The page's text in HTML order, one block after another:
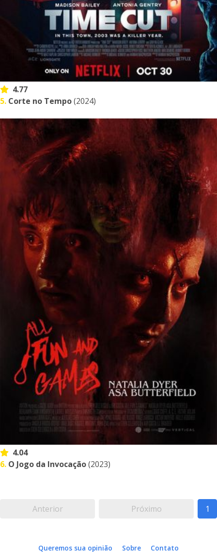
4.77
5. Corte no Tempo(2024)
4.04
6. O Jogo da Invocação(2023)
Anterior Próximo 1
Queremos sua opinião Sobre Contato